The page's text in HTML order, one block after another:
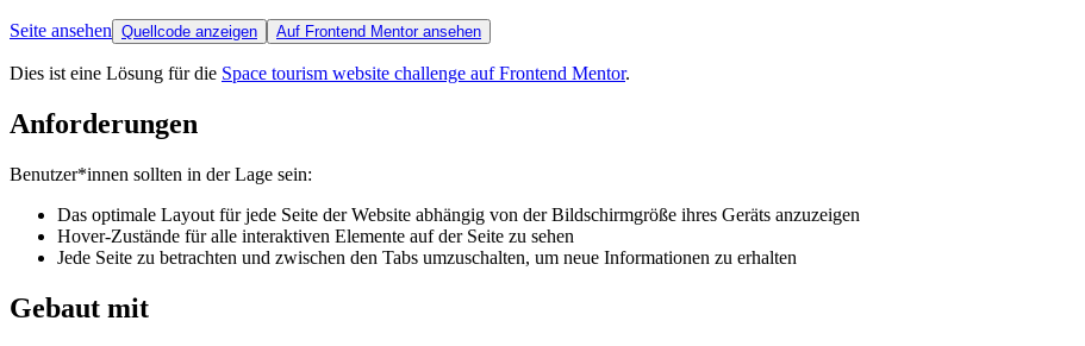
Seite ansehen Quellcode anzeigen Auf Frontend Mentor ansehen
Dies ist eine Lösung für die Space tourism website challenge auf Frontend Mentor.
Anforderungen
Benutzer*innen sollten in der Lage sein:
Das optimale Layout für jede Seite der Website abhängig von der Bildschirmgröße ihres Geräts anzuzeigen
Hover-Zustände für alle interaktiven Elemente auf der Seite zu sehen
Jede Seite zu betrachten und zwischen den Tabs umzuschalten, um neue Informationen zu erhalten
Gebaut mit